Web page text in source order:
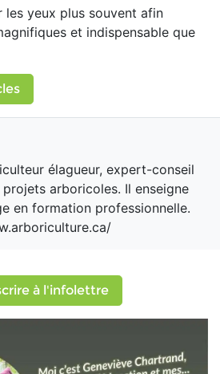
les yeux plus souvent afin
et indispensable que
élagueur, expert-conseil
arboricoles. Il enseigne
en formation professionnelle.
à l'infolettre